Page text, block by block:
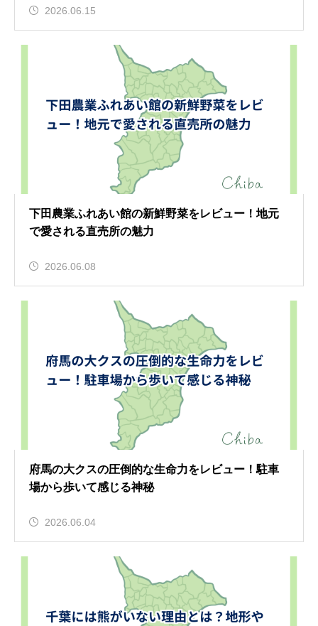
2026.06.15
下田農業ふれあい館の新鮮野菜をレビュー！地元
で愛される直売所の魅力
2026.06.08
府馬の大クスの圧倒的な生命力をレビュー！駐車
場から歩いて感じる神秘
2026.06.04